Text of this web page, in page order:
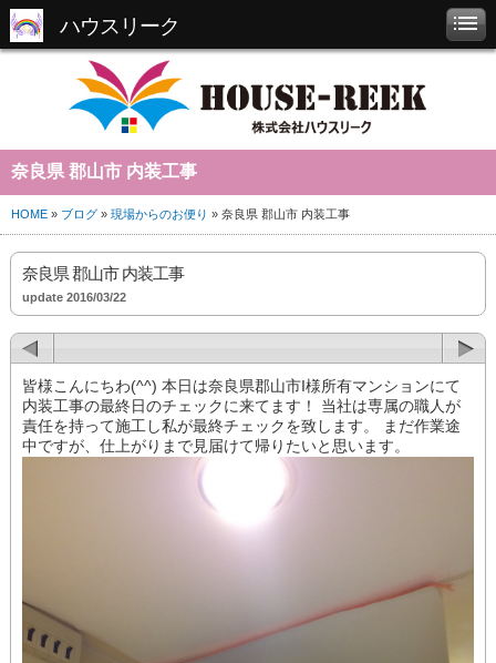
ハウスリーク
奈良県 郡山市 内装工事
HOME » ブログ » 現場からのお便り » 奈良県 郡山市 内装工事
奈良県 郡山市 内装工事
update 2016/03/22
皆様こんにちわ(^^) 本日は奈良県郡山市I様所有マンションにて
内装工事の最終日のチェックに来てます！ 当社は専属の職人が
責任を持って施工し私が最終チェックを致します。 まだ作業途
中ですが、仕上がりまで見届けて帰りたいと思います。